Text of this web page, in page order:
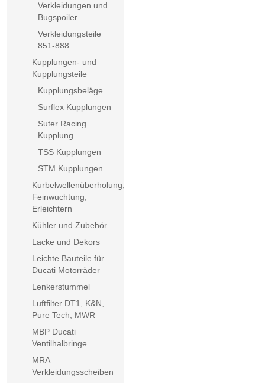
Verkleidungen und
Bugspoiler
Verkleidungsteile
851-888
Kupplungen- und
Kupplungsteile
Kupplungsbeläge
Surflex Kupplungen
Suter Racing
Kupplung
TSS Kupplungen
STM Kupplungen
Kurbelwellenüberholung,
Feinwuchtung,
Erleichtern
Kühler und Zubehör
Lacke und Dekors
Leichte Bauteile für
Ducati Motorräder
Lenkerstummel
Luftfilter DT1, K&N,
Pure Tech, MWR
MBP Ducati
Ventilhalbringe
MRA
Verkleidungsscheiben